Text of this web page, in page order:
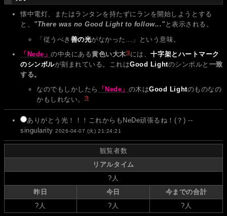
懐中電灯、またはランタンを持たずにランを開始しようとする
と、 "There was no Good Light to follow..."と表示される。
「従うべき 善の光がなかった...」という意味。
「Nede」の中央にある黄色い大木*2には、十字架とハートマーク
のシンボルが刻まれている。これはGood Lightのシンボルと 一致
する。
なのでもしかしたら
「Nede」 の木はGood Lightのものなの
かもしれない。
*3
ありがとう光！！！これからもNeDe頑張るね！(？) --
singularity2026-04-07 (火) 21:24:21
観覧者数
リアルタイム
? 人
昨日
今日
今までの合計
? 人 ? 人 ? 人